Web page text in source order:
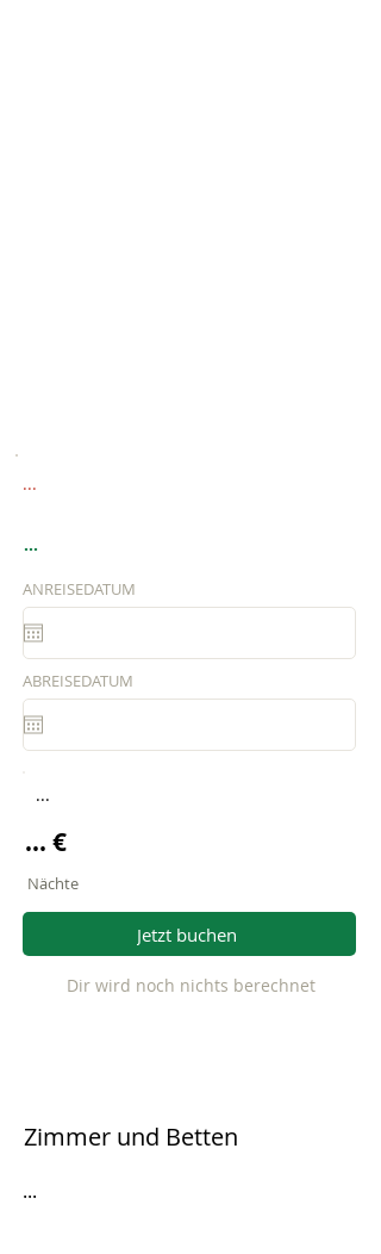
...
...
ANREISEDATUM
ABREISEDATUM
...
... €
Nächte
Jetzt buchen
Dir wird noch nichts berechnet
Zimmer und Betten
...